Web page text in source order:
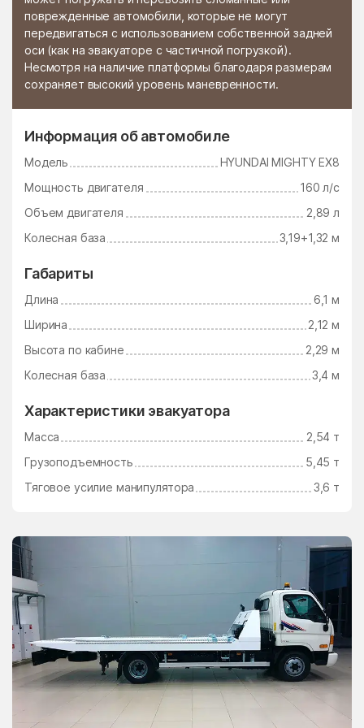
поврежденные автомобили, которые не могут
передвигаться с использованием собственной задней
оси (как на эвакуаторе с частичной погрузкой).
Несмотря на наличие платформы благодаря размерам
сохраняет высокий уровень маневренности.
Информация об автомобиле
Модель
HYUNDAI MIGHTY EX8
Мощность двигателя
160 л/с
Объем двигателя
2,89 л
Колесная база
3,19+1,32 м
Габариты
Длина
6,1 м
Ширина
2,12 м
Высота по кабине
2,29 м
Колесная база
3,4 м
Характеристики эвакуатора
Масса
2,54 т
Грузоподъемность
5,45 т
Тяговое усилие манипулятора
3,6 т
Стромынь Ступино
Сычёво Талдом
Тарасково Тарасовка
Татариново Таширово
Теряево Тимшино
Томилино Троицк
Узуново
Ушаково
Поселение
Фосфоритный Фруктовая
Фрязино Фряново
Хлюпино
Хотьково
центр альной усадьбы
совхоза Озёры
центральной усадьбы
совхоза Мир
Цибино Чайковского
Часцы Чашниково
Челюскинский Чемодурово